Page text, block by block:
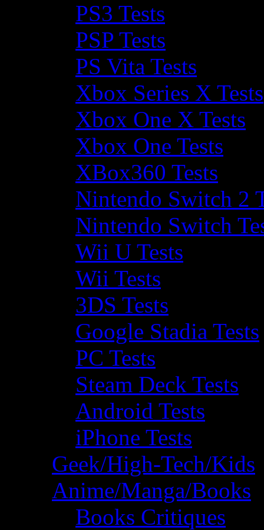
PS3 Tests
PSP Tests
PS Vita Tests
Xbox Series X Tests
Xbox One X Tests
Xbox One Tests
XBox360 Tests
Nintendo Switch 2
Nintendo Switch
Wii U Tests
Wii Tests
3DS Tests
Google Stadia Tests
PC Tests
Steam Deck Tests
Android Tests
iPhone Tests
Geek/High-Tech/Kids
Anime/Manga/Books
Books Critiques